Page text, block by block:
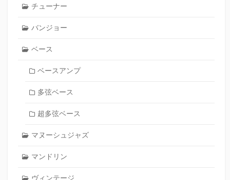
チューナー
バンジョー
ベース
ベースアンプ
多弦ベース
超多弦ベース
マヌーシュジャズ
マンドリン
ヴィンテージ